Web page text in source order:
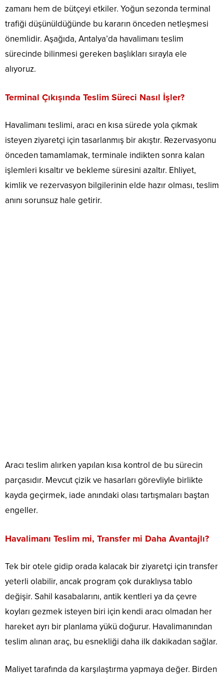
zamanı hem de bütçeyi etkiler. Yoğun sezonda terminal
trafiği düşünüldüğünde bu kararın önceden netleşmesi
önemlidir. Aşağıda, Antalya’da havalimanı teslim
sürecinde bilinmesi gereken başlıkları sırayla ele
alıyoruz.
Terminal Çıkışında Teslim Süreci Nasıl İşler?
Havalimanı teslimi, aracı en kısa sürede yola çıkmak
isteyen ziyaretçi için tasarlanmış bir akıştır. Rezervasyonu
önceden tamamlamak, terminale indikten sonra kalan
işlemleri kısaltır ve bekleme süresini azaltır. Ehliyet,
kimlik ve rezervasyon bilgilerinin elde hazır olması, teslim
anını sorunsuz hale getirir.
Aracı teslim alırken yapılan kısa kontrol de bu sürecin
parçasıdır. Mevcut çizik ve hasarları görevliyle birlikte
kayda geçirmek, iade anındaki olası tartışmaları baştan
engeller.
Havalimanı Teslim mi, Transfer mi Daha Avantajlı?
Tek bir otele gidip orada kalacak bir ziyaretçi için transfer
yeterli olabilir, ancak program çok duraklıysa tablo
değişir. Sahil kasabalarını, antik kentleri ya da çevre
koyları gezmek isteyen biri için kendi aracı olmadan her
hareket ayrı bir planlama yükü doğurur. Havalimanından
teslim alınan araç, bu esnekliği daha ilk dakikadan sağlar.
Maliyet tarafında da karşılaştırma yapmaya değer. Birden